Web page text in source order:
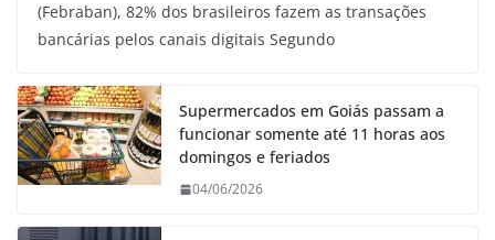
(Febraban), 82% dos brasileiros fazem as transações
bancárias pelos canais digitais Segundo
Supermercados em Goiás passam a
funcionar somente até 11 horas aos
domingos e feriados
04/06/2026